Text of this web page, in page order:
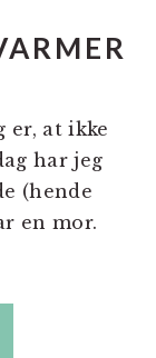
er, at ikke
har jeg
(hende
en mor.